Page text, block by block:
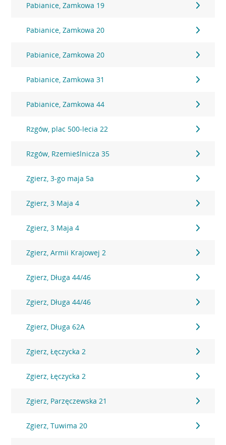
Pabianice, Zamkowa 19
Pabianice, Zamkowa 20
Pabianice, Zamkowa 20
Pabianice, Zamkowa 31
Pabianice, Zamkowa 44
Rzgów, plac 500-lecia 22
Rzgów, Rzemieślnicza 35
Zgierz, 3-go maja 5a
Zgierz, 3 Maja 4
Zgierz, 3 Maja 4
Zgierz, Armii Krajowej 2
Zgierz, Długa 44/46
Zgierz, Długa 44/46
Zgierz, Długa 62A
Zgierz, Łęczycka 2
Zgierz, Łęczycka 2
Zgierz, Parzęczewska 21
Zgierz, Tuwima 20